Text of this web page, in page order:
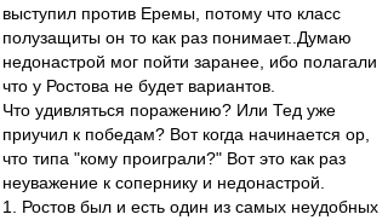
выступил против Еремы, потому что класс
полузащиты он то как раз понимает..Думаю
недонастрой мог пойти заранее, ибо полагали
что у Ростова не будет вариантов.
Что удивляться поражению? Или Тед уже
приучил к победам? Вот когда начинается ор,
что типа "кому проиграли?" Вот это как раз
неуважение к сопернику и недонастрой.
1. Ростов был и есть один из самых неудобных